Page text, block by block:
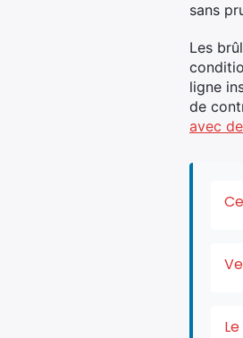
sans
Les
ligne
de
avec